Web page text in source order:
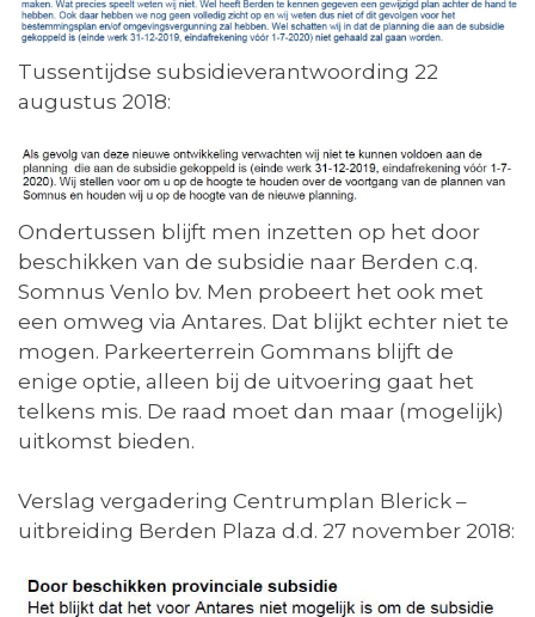
Tussentijdse subsidieverantwoording 22
augustus 2018:
Ondertussen blijft men inzetten op het door
beschikken van de subsidie naar Berden c.q.
Somnus Venlo bv. Men probeert het ook met
een omweg via Antares. Dat blijkt echter niet te
mogen. Parkeerterrein Gommans blijft de
enige optie, alleen bij de uitvoering gaat het
telkens mis. De raad moet dan maar (mogelijk)
uitkomst bieden.
Verslag vergadering Centrumplan Blerick –
uitbreiding Berden Plaza d.d. 27 november 2018: